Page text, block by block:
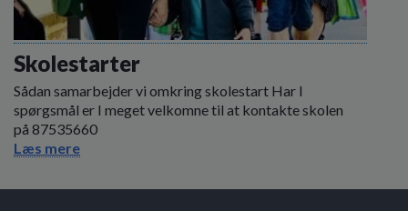
Skolestarter
Sådan samarbejder vi omkring skolestart Har I
spørgsmål er I meget velkomne til at kontakte skolen
på 87535660
Læs mere